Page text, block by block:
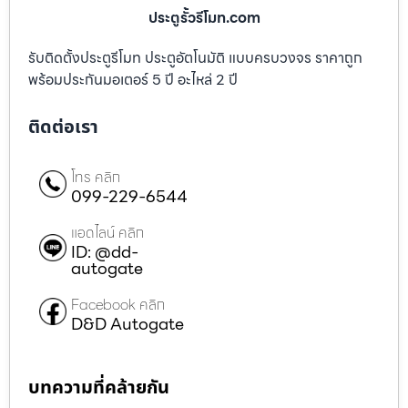
ประตูรั้วรีโมท.com
รับติดตั้งประตูรีโมท ประตูอัตโนมัติ แบบครบวงจร ราคาถูก
พร้อมประกันมอเตอร์ 5 ปี อะไหล่ 2 ปี
ติดต่อเรา
โทร คลิก
099-229-6544
แอดไลน์ คลิก
ID: @dd-
autogate
Facebook คลิก
D&D Autogate
บทความที่คล้ายกัน